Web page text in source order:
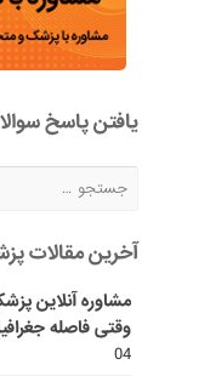
یافتن پاسخ
آخرین مقالات
مشاوره آنلاین
وقتی فاصله
04